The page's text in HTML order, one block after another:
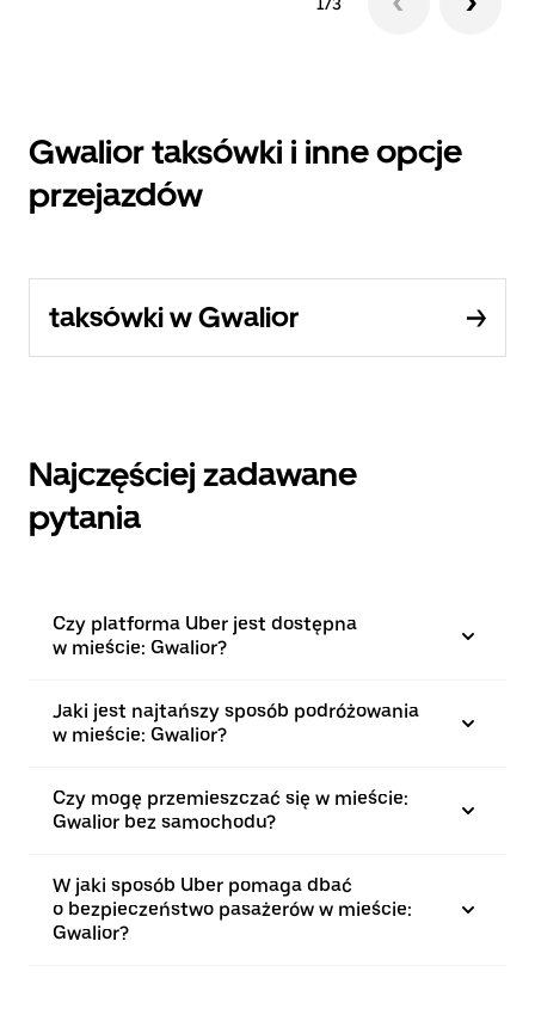
1/3
Gwalior taksówki i inne opcje
przejazdów
taksówki w Gwalior
Najczęściej zadawane
pytania
Czy platforma Uber jest dostępna
w mieście: Gwalior?
Jaki jest najtańszy sposób podróżowania
w mieście: Gwalior?
Czy mogę przemieszczać się w mieście:
Gwalior bez samochodu?
W jaki sposób Uber pomaga dbać
o bezpieczeństwo pasażerów w mieście:
Gwalior?